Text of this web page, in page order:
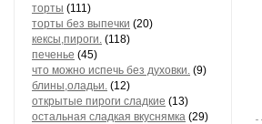
торты (111)
торты без выпечки (20)
кексы,пироги. (118)
печенье (45)
что можно испечь без духовки. (9)
блины,оладьи. (12)
открытые пироги сладкие (13)
остальная сладкая вкуснямка (29)